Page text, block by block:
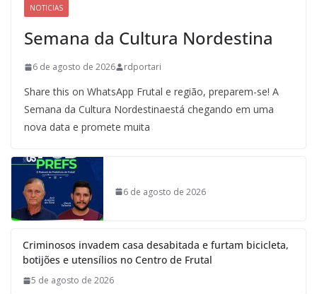
NOTICIAS
Semana da Cultura Nordestina
6 de agosto de 2026 rdportari
Share this on WhatsApp Frutal e região, preparem-se! A
Semana da Cultura Nordestinaestá chegando em uma
nova data e promete muita
6 de agosto de 2026
Criminosos invadem casa desabitada e furtam bicicleta,
botijões e utensílios no Centro de Frutal
5 de agosto de 2026